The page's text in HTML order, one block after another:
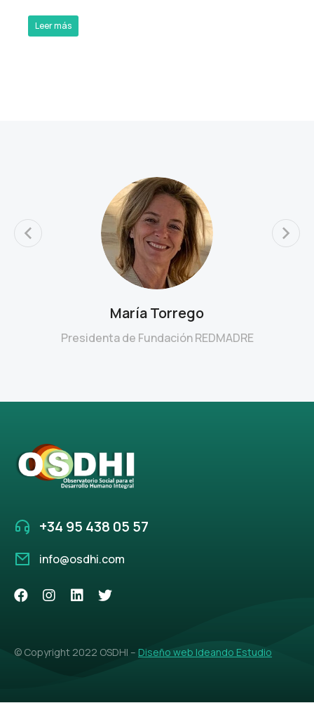
Leer más
María Torrego
Presidenta de Fundación REDMADRE
+34 95 438 05 57
info@osdhi.com
© Copyright 2022 OSDHI – Diseño web Ideando Estudio